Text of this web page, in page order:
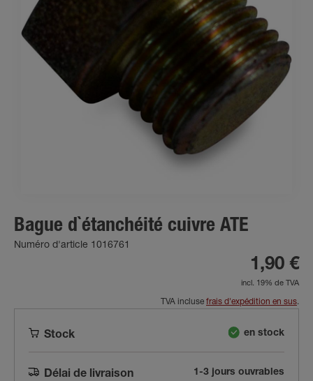
Bague d`étanchéité cuivre ATE
Numéro d'article 1016761
1,90 €
incl. 19% de TVA
TVA incluse frais d'expédition en sus.
Stock en stock
Délai de livraison 1-3 jours ouvrables